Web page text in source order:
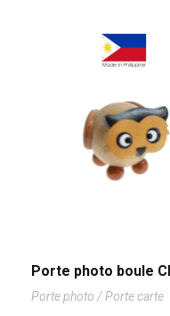
Porte photo boule
Porte photo / Porte carte